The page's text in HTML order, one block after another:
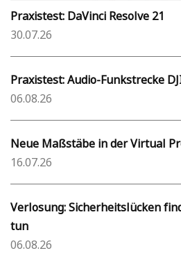
Praxistest: DaVinci Resolve 21
30.07.26
Praxistest: Audio-Funkstrecke
06.08.26
Neue Maßstäbe in der Virtual
16.07.26
Verlosung: Sicherheitslücken
tun
06.08.26